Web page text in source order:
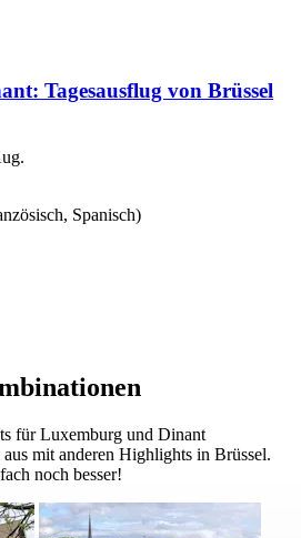
Tagesausflug von Brüssel
Spanisch)
für Luxemburg und Dinant
mit anderen Highlights in Brüssel.
noch besser!